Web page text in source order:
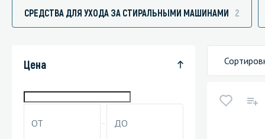
Средства
СРЕДСТВА ДЛЯ УХОДА ЗА СТИРАЛЬНЫМИ МАШИНАМИ 2
Цена